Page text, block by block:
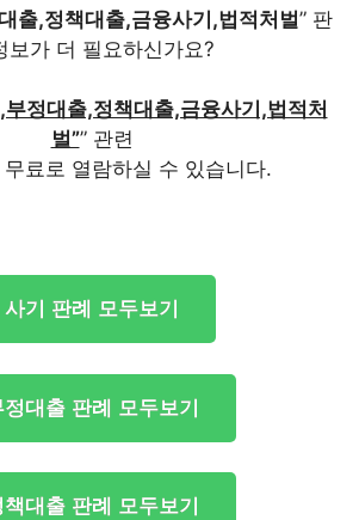
출,정책대출,금융사기,법적처벌” 판
보가 더 필요하신가요?
부정대출,정책대출,금융사기,법적처
벌”” 관련
료로 열람하실 수 있습니다.
사기 판례 모두보기
정대출 판례 모두보기
책대출 판례 모두보기